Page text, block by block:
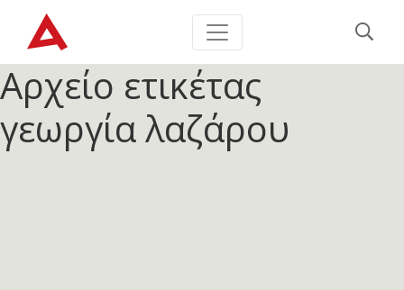
Αρχείο ετικέτας
γεωργία λαζάρου